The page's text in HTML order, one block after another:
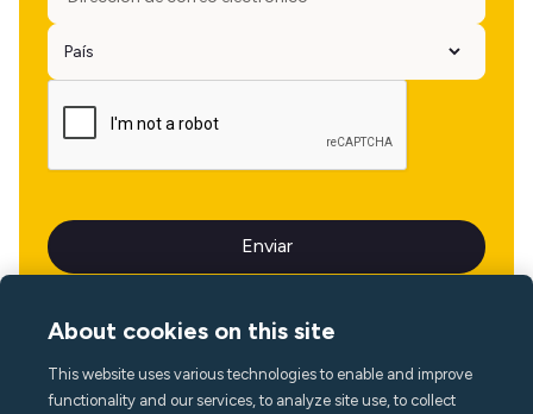
Idioma
About cookies on this site
This website uses various technologies to enable and improve
functionality and our services, to analyze site use, to collect